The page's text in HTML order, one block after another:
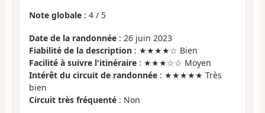
Note globale : 4 / 5
Date de la randonnée : 26 juin 2023
Fiabilité de la description : ★★★★☆ Bien
Facilité à suivre l'itinéraire : ★★★☆☆ Moyen
Intérêt du circuit de randonnée : ★★★★★ Très
bien
Circuit très fréquenté : Non